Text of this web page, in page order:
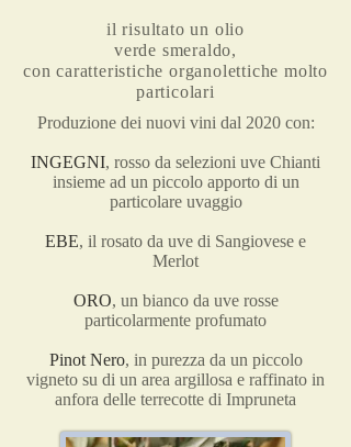
il risultato un olio
verde smeraldo,
con caratteristiche organolettiche molto
particolari
Produzione dei nuovi vini dal 2020 con:
INGEGNI, rosso da selezioni uve Chianti
insieme ad un piccolo apporto di un
particolare uvaggio
EBE, il rosato da uve di Sangiovese e
Merlot
ORO, un bianco da uve rosse
particolarmente profumato
Pinot Nero, in purezza da un piccolo
vigneto su di un area argillosa e raffinato in
anfora delle terrecotte di Impruneta